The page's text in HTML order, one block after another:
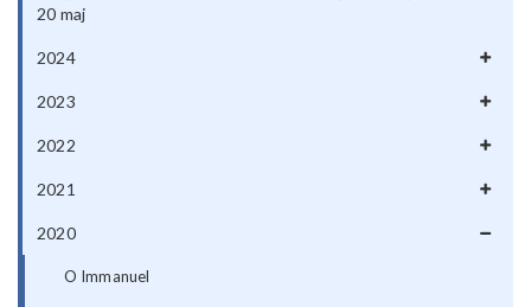
20 maj
2024
2023
2022
2021
2020
O Immanuel